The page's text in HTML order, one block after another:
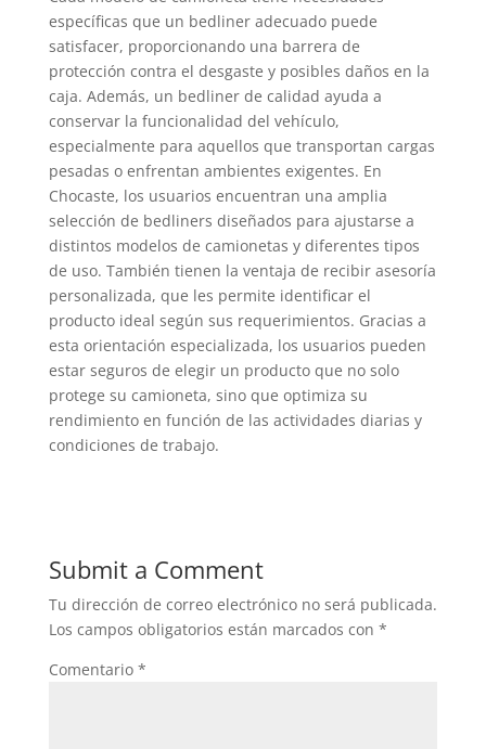
específicas que un bedliner adecuado puede
satisfacer, proporcionando una barrera de
protección contra el desgaste y posibles daños en la
caja. Además, un bedliner de calidad ayuda a
conservar la funcionalidad del vehículo,
especialmente para aquellos que transportan cargas
pesadas o enfrentan ambientes exigentes. En
Chocaste, los usuarios encuentran una amplia
selección de bedliners diseñados para ajustarse a
distintos modelos de camionetas y diferentes tipos
de uso. También tienen la ventaja de recibir asesoría
personalizada, que les permite identificar el
producto ideal según sus requerimientos. Gracias a
esta orientación especializada, los usuarios pueden
estar seguros de elegir un producto que no solo
protege su camioneta, sino que optimiza su
rendimiento en función de las actividades diarias y
condiciones de trabajo.
Submit a Comment
Tu dirección de correo electrónico no será publicada.
Los campos obligatorios están marcados con *
Comentario *